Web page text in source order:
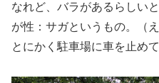
なれど、バラがあるらしい
が性：サガというもの。（
とにかく駐車場に車を止めて